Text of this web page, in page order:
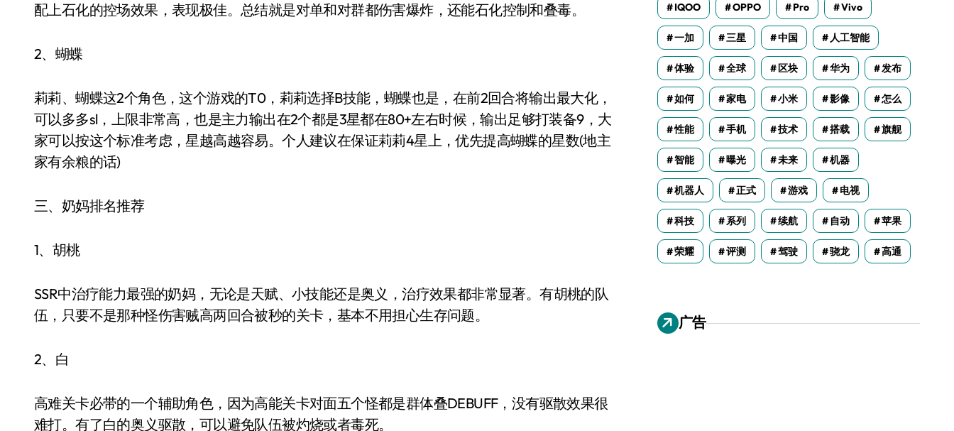
配上石化的控场效果，表现极佳。总结就是对单和对群都伤害爆炸，还能石化控制和叠毒。
2、蝴蝶
莉莉、蝴蝶这2个角色，这个游戏的T0，莉莉选择B技能，蝴蝶也是，在前2回合将输出最大化，
可以多多sl，上限非常高，也是主力输出在2个都是3星都在80+左右时候，输出足够打装备9，大
家可以按这个标准考虑，星越高越容易。个人建议在保证莉莉4星上，优先提高蝴蝶的星数(地主
家有余粮的话)
三、奶妈排名推荐
1、胡桃
SSR中治疗能力最强的奶妈，无论是天赋、小技能还是奥义，治疗效果都非常显著。有胡桃的队
伍，只要不是那种怪伤害贼高两回合被秒的关卡，基本不用担心生存问题。
2、白
高难关卡必带的一个辅助角色，因为高能关卡对面五个怪都是群体叠DEBUFF，没有驱散效果很
难打。有了白的奥义驱散，可以避免队伍被灼烧或者毒死。
IQOO OPPO Pro Vivo
一加 三星 中国 人工智能
体验 全球 区块 华为 发布
如何 家电 小米 影像 怎么
性能 手机 技术 搭载 旗舰
智能 曝光 未来 机器
机器人 正式 游戏 电视
科技 系列 续航 自动 苹果
荣耀 评测 驾驶 骁龙 高通
广告